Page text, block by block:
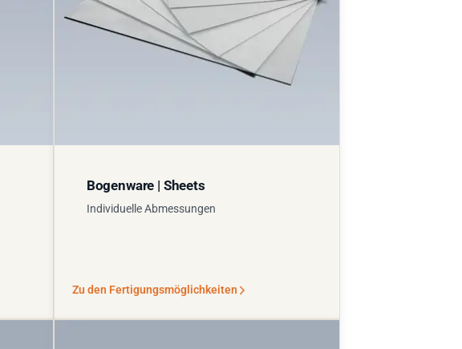
Bogenware | Sheets
Individuelle Abmessungen
Zu den Fertigungsmöglichkeiten